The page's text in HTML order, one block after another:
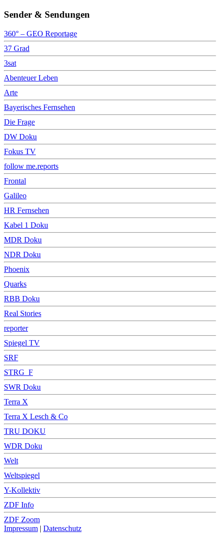
Sender & Sendungen
360° – GEO Reportage
37 Grad
3sat
Abenteuer Leben
Arte
Bayerisches Fernsehen
Die Frage
DW Doku
Fokus TV
follow me.reports
Frontal
Galileo
HR Fernsehen
Kabel 1 Doku
MDR Doku
NDR Doku
Phoenix
Quarks
RBB Doku
Real Stories
reporter
Spiegel TV
SRF
STRG_F
SWR Doku
Terra X
Terra X Lesch & Co
TRU DOKU
WDR Doku
Welt
Weltspiegel
Y-Kollektiv
ZDF Info
ZDF Zoom
Impressum | Datenschutz